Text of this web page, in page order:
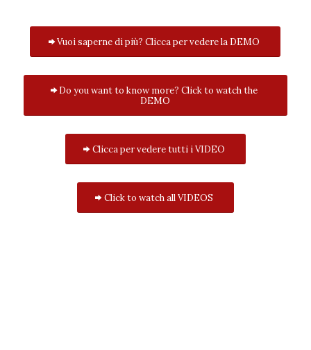
Vuoi saperne di più? Clicca per vedere la DEMO
Do you want to know more? Click to watch the
DEMO
Clicca per vedere tutti i VIDEO
Click to watch all VIDEOS